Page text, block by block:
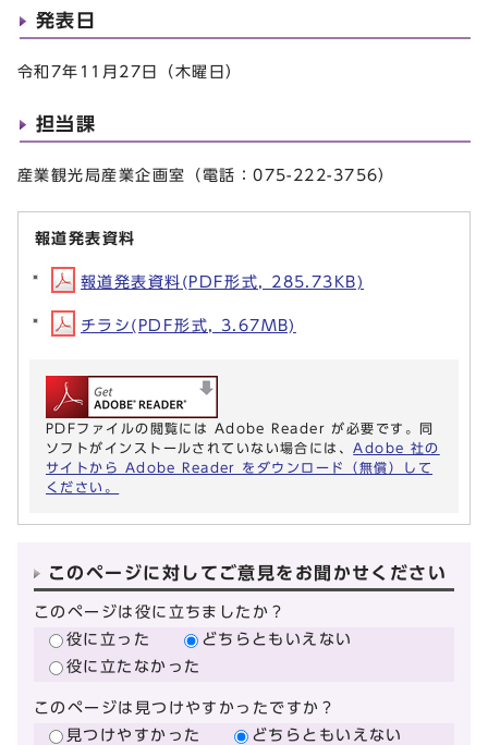
発表日
令和7年11月27日（木曜日）
担当課
産業観光局産業企画室（電話：075-222-3756）
報道発表資料
報道発表資料(PDF形式, 285.73KB)
チラシ(PDF形式, 3.67MB)
PDFファイルの閲覧には Adobe Reader が必要です。同
ソフトがインストールされていない場合には、 Adobe 社の
サイトから Adobe Reader をダウンロード（無償）して
ください。
このページに対してご意見をお聞かせください
このページは役に立ちましたか？
役に立った
どちらともいえない
役に立たなかった
このページは見つけやすかったですか？
見つけやすかった
どちらともいえない